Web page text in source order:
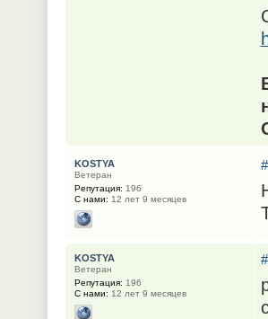
KOSTYA
Ветеран
Репутация: 196
С нами: 12 лет 9 месяцев
KOSTYA
Ветеран
Репутация: 196
С нами: 12 лет 9 месяцев